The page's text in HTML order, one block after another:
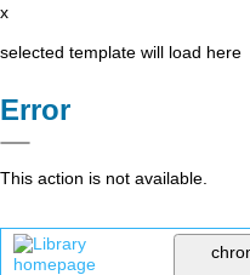
x
selected template will load here
Error
This action is not available.